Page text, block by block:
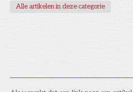
Alle artikelen in deze categorie